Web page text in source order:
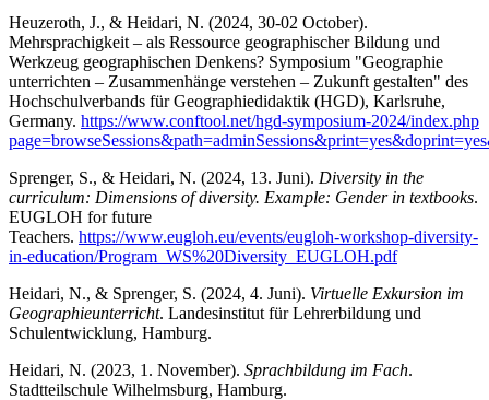
Heuzeroth, J., & Heidari, N. (2024, 30-02 October).
Mehrsprachigkeit – als Ressource geographischer Bildung und
Werkzeug geographischen Denkens? Symposium "Geographie
unterrichten – Zusammenhänge verstehen – Zukunft gestalten" des
Hochschulverbands für Geographiedidaktik (HGD), Karlsruhe,
Germany. https://www.conftool.net/hgd-symposium-2024/index.php
Sprenger, S., & Heidari, N. (2024, 13. Juni). Diversity in the
curriculum: Dimensions of diversity. Example: Gender in textbooks.
EUGLOH for future
Teachers. https://www.eugloh.eu/events/eugloh-workshop-diversity-
in-education/Program_WS%20Diversity_EUGLOH.pdf
Heidari, N., & Sprenger, S. (2024, 4. Juni). Virtuelle Exkursion im
Geographieunterricht. Landesinstitut für Lehrerbildung und
Schulentwicklung, Hamburg.
Heidari, N. (2023, 1. November). Sprachbildung im Fach.
Stadtteilschule Wilhelmsburg, Hamburg.